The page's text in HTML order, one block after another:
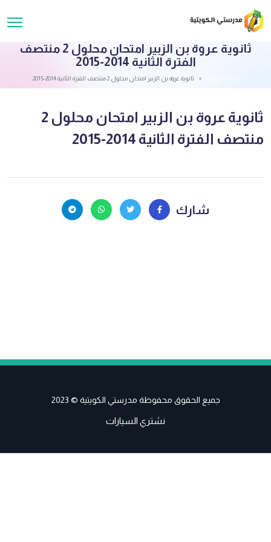
ثانوية عروة بن الزبير امتحان محلول 2 منتصف
الفترة الثانية 2014-2015
ثانوية عروة بن الزبير امتحان محلول 2 منتصف الفترة الثانية 2014-2015
ثانوية عروة بن الزبير امتحان محلول 2
منتصف الفترة الثانية 2014-2015
شارك
جميع الحقوق محفوظة مدرستي الكويتية © 2023
نشتري السيارات